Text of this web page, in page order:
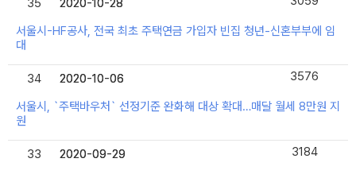
35
서울시-HF공사, 전국 최초 주택연금 가입자 빈집 청년-신혼부부에 임
대
2020-10-28
2020-10-28
34
서울시, `주택바우처` 선정기준 완화해 대상 확대…매달 월세 8만원 지
원
2020-10-06
2020-10-06 3576
33
2020-09-29
2020-09-29 3184